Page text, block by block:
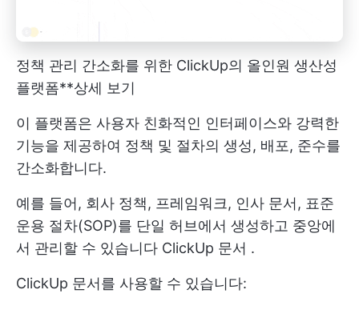
정책 관리 간소화를 위한 ClickUp의 올인원 생산성
플랫폼**상세 보기
이 플랫폼은 사용자 친화적인 인터페이스와 강력한
기능을 제공하여 정책 및 절차의 생성, 배포, 준수를
간소화합니다.
예를 들어, 회사 정책, 프레임워크, 인사 문서, 표준
운용 절차(SOP)를 단일 허브에서 생성하고 중앙에
서 관리할 수 있습니다 ClickUp 문서 .
ClickUp 문서를 사용할 수 있습니다: